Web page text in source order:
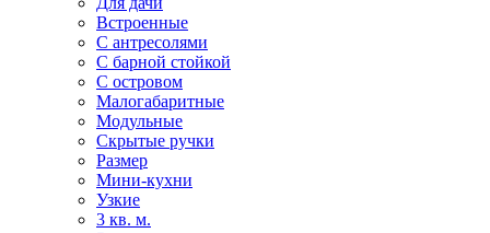
Встроенные
С антресолями
С барной стойкой
С островом
Малогабаритные
Модульные
Скрытые ручки
Размер
Мини-кухни
Узкие
3 кв. м.